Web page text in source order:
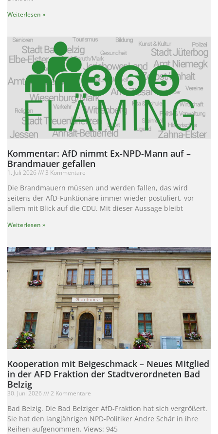
Weiterlesen »
Kommentar: AfD nimmt Ex-NPD-Mann auf –
Brandmauer gefallen
1. Juli 2026 3 Kommentare
Die Brandmauern müssen und werden fallen, das wird
seitens der AfD-Funktionäre immer wieder postuliert, vor
allem mit Blick auf die CDU. Mit dieser Aussage bleibt
Weiterlesen »
Kooperation mit Beigeschmack – Neues Mitglied
in der AFD Fraktion der Stadtverordneten Bad
Belzig
30. Juni 2026 2 Kommentare
Bad Belzig. Die Bad Belziger AfD-Fraktion hat sich vergrößert.
Sie hat den langjährigen NPD-Politiker Andre Schär in ihre
Reihen aufgenommen. Views: 945